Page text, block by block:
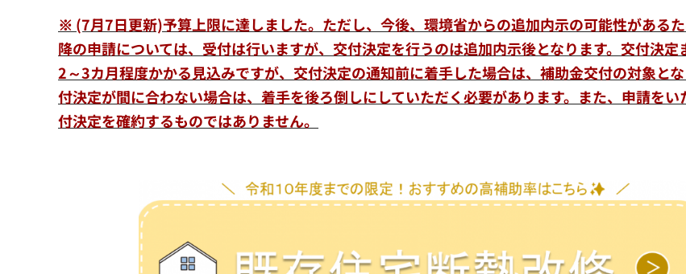
※ (7月7日更新)予算上限に達しました。ただし、今後、環境省からの追加内示の可能性がある
降の申請については、受付は行いますが、交付決定を行うのは追加内示後となります。交付決定
2～3カ月程度かかる見込みですが、交付決定の通知前に着手した場合は、補助金交付の対象と
付決定が間に合わない場合は、着手を後ろ倒しにしていただく必要があります。また、申請をい
付決定を確約するものではありません。